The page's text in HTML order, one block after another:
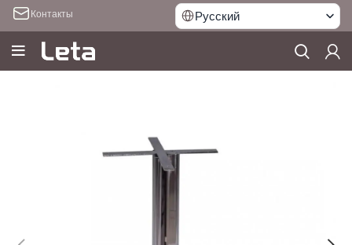
Контакты Русский